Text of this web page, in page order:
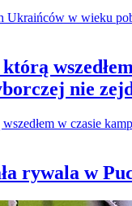
nie
rywala w